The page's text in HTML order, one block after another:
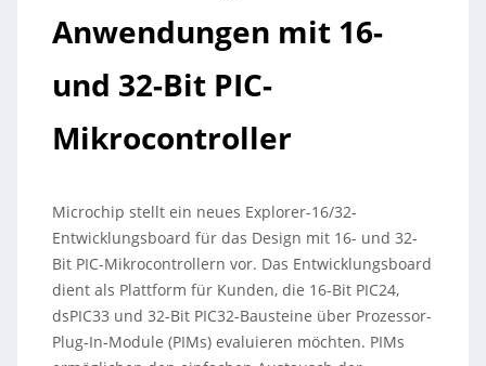
Anwendungen mit 16-
und 32-Bit PIC-
Mikrocontroller
Microchip stellt ein neues Explorer-16/32-
Entwicklungsboard für das Design mit 16- und 32-
Bit PIC-Mikrocontrollern vor. Das Entwicklungsboard
dient als Plattform für Kunden, die 16-Bit PIC24,
dsPIC33 und 32-Bit PIC32-Bausteine über Prozessor-
Plug-In-Module (PIMs) evaluieren möchten. PIMs